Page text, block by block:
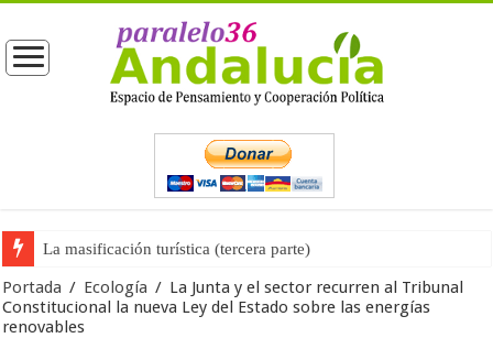
La masificación turística (tercera parte)
La opinión pública ante las próximas elecciones generales
Portada / Ecología / La Junta y el sector recurren al Tribunal
Constitucional la nueva Ley del Estado sobre las energías
renovables